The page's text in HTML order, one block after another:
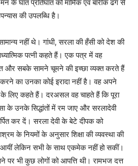
के घात प्रतिघात को मार्मिक एवं बारीक ढंग से
की उपलब्धि है।
नहीं थे। गांधी, सरला की हँसी को देश की
पत्नी कहते हैं। एक पत्र में वह
और सबके सामने चूमने की इच्छा व्यक्त करते हैं
का उनका कोई इरादा नहीं है। वह अपने
के लिए कहते हैं। दरअसल वह चाहते हैं कि पूरा
के उनके सिद्धांतों में रम जाए और सरलादेवी
कर दें। सरला देवी के बेटे दीपक को
के नियमों के अनुसार शिक्षा की व्यवस्था की
लेकिन सभी के साथ एकमेक नहीं हो सकीं।
भी कुछ लोगों को आपत्ति थी। रामभज दत्त